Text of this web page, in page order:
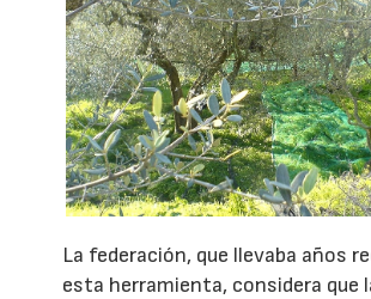
La federación, que llevaba años
esta herramienta, considera que